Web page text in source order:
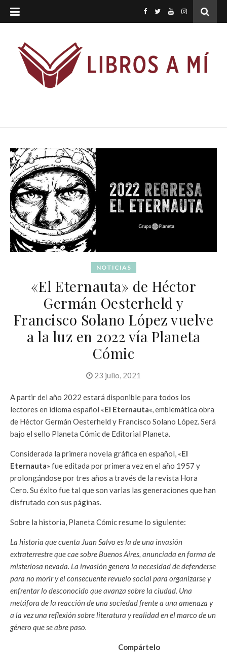
NOTICIAS
«El Eternauta» de Héctor
Germán Oesterheld y
Francisco Solano López vuelve
a la luz en 2022 vía Planeta
Cómic
23 julio, 2021
A partir del año 2022 estará disponible para todos los
lectores en idioma español «El Eternauta«, emblemática obra
de Héctor Germán Oesterheld y Francisco Solano López. Será
bajo el sello Planeta Cómic de Editorial Planeta.
Considerada la primera novela gráfica en español, «El
Eternauta» fue editada por primera vez en el año 1957 y
prolongándose por tres años a través de la revista Hora
Cero. Su éxito fue tal que son varias las generaciones que han
disfrutado con sus páginas.
Sobre la historia, Planeta Cómic resume lo siguiente:
La historia que cuenta Juan Salvo es la de una invasión
extraterrestre que cae sobre Buenos Aires, anunciada en forma de
misteriosa nevada. La invasión genera la necesidad de defenderse
para no morir y el consecuente revuelo social para organizarse y
enfrentar lo desconocido que avanza sobre la ciudad. Una
metáfora de la reacción de una sociedad frente a una amenaza y
a la vez una reflexión sobre literatura y realidad en el marco de un
género que se abre paso.
Compártelo